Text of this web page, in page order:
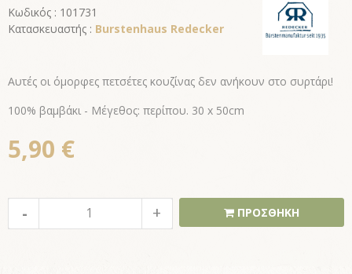
Κωδικός : 101731
Κατασκευαστής : Burstenhaus Redecker
Αυτές οι όμορφες πετσέτες κουζίνας δεν ανήκουν στο συρτάρι!
100% βαμβάκι - Μέγεθος: περίπου. 30 x 50cm
5,90 €
ΠΡΟΣΘΗΚΗ